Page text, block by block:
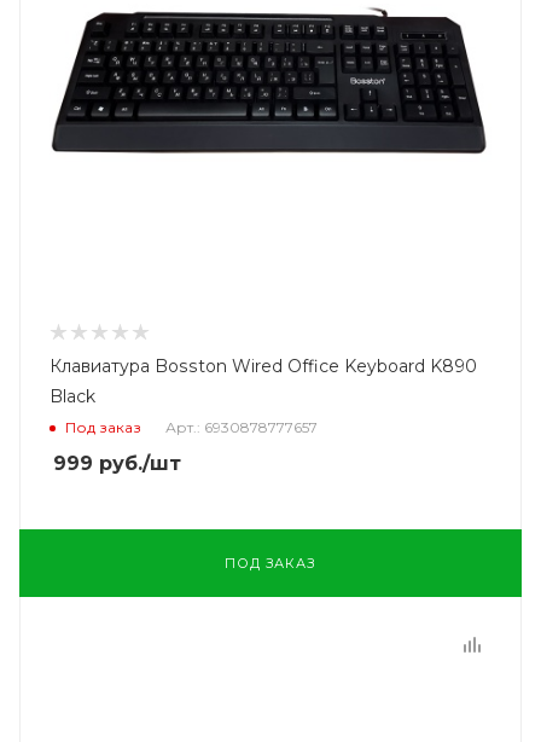
Клавиатура Bosston Wired Office Keyboard K890
Black
Под заказ Арт.: 6930878777657
999 руб./шт
ПОД ЗАКАЗ